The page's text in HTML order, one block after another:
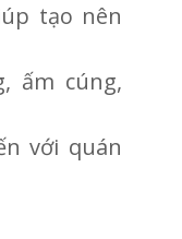
tạo nên
ấm cúng,
với quán